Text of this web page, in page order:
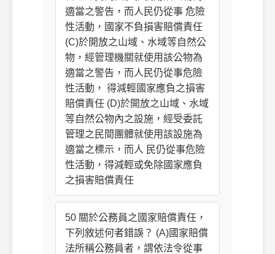
適當之警告，而人民仍從事 危險
性活動，國家不負損害賠償責任
(C)於開放之山域、水域等自然公
物，經管理機關就使用該公物為
適當之警告，而人民仍從事危險
性活動， 得減輕國家應負之損害
賠償責任 (D)於開放之山域、水域
等自然公物內之設施，經受委託
管理之民間團體就使用該設施為
適當之標示，而人 民仍從事危險
性活動，得減輕或免除國家應負
之損害賠償責任
50 關於公務員之國家賠償責任，
下列敘述何者錯誤？ (A)國家賠償
法所稱公務員者，謂依法令從事